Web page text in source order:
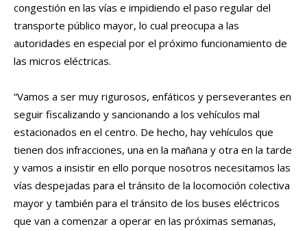
congestión en las vías e impidiendo el paso regular del
transporte público mayor, lo cual preocupa a las
autoridades en especial por el próximo funcionamiento de
las micros eléctricas.
“Vamos a ser muy rigurosos, enfáticos y perseverantes en
seguir fiscalizando y sancionando a los vehículos mal
estacionados en el centro. De hecho, hay vehículos que
tienen dos infracciones, una en la mañana y otra en la tarde
y vamos a insistir en ello porque nosotros necesitamos las
vías despejadas para el tránsito de la locomoción colectiva
mayor y también para el tránsito de los buses eléctricos
que van a comenzar a operar en las próximas semanas,